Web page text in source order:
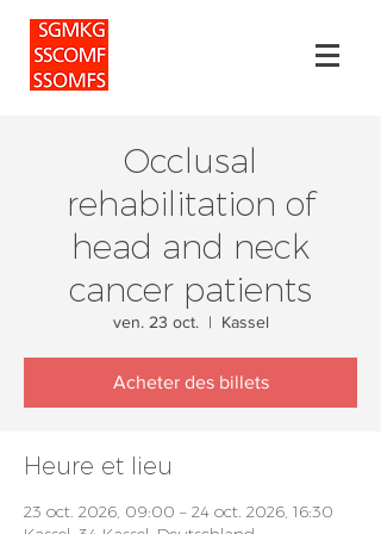
Occlusal
rehabilitation of
head and neck
cancer patients
ven. 23 oct.
  |
Kassel
Acheter des billets
Heure et lieu
23 oct. 2026, 09:00 – 24 oct. 2026, 16:30